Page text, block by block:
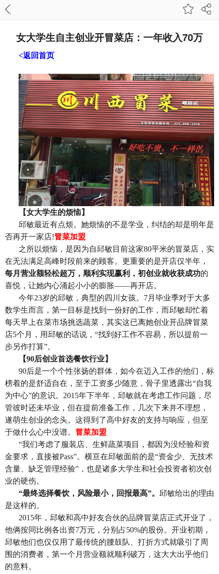
女大学生自主创业开冒菜店：一年收入70万
<返回首页
【女大学生的烦恼】
邱敏最近有点烦。她烦恼的不是学业，纠结的却是明年是
否再开一家店!冒菜加盟
之所以烦恼，是因为自邱敏目前这家80平米的冒菜店，实
在无法满足高峰时段前来的顾客。更重要的是开店仅半年，
每月营业额轻松超万，顺利实现赢利，初创业就收获成功的
喜悦，让她内心涌起小小的膨胀——再开店。
今年23岁的邱敏，典型的四川女孩。7月毕业季对于大多
数学生而言，第一目标是找到一份好的工作，而邱敏却忙着
每天早上在菜市场挑选蔬菜，其实这已离她创业开品牌冒菜
店5个月，用邱敏的话说，“找到好工作不容易，所以提前一
步另作打算”。
【90后创业首选餐饮行业】
90后是一个个性张扬的群体，如今在迈入工作的他们，标
榜着的是舒适自在，至于工资多少随意，骨子里透露出“自我
为中心”的意识。2015年下半年，邱敏就在考虑工作问题，尽
管彼时还未毕业，但在提前准备工作，几次下来并不理想，
遂萌生创业的念头。这得到了高中好友的支持与响应，但至
于做什么心中没谱。
冒菜加盟
“我们考虑了服装店、生鲜蔬菜项目，都因为没经验和资
金要求，直接被Pass”。横亘在邱敏面前的是“资金少、无技术
含量、缺乏管理经验”，也是诸多大学生和社会投资者初次创
业的硬伤。
“最终选择餐饮，风险最小，回报最高”。 邱敏给出的理由
是这样的。
2015年，邱敏和高中好友合伙的品牌冒菜店正式开业了，
他俩按同比例各出资7万元，分别占50%的股份。开业初期，
邱敏他们也仅仅用了最传统的腰鼓队、打折方式就吸引了周
围的消费者，第一个月营业额就顺利破万，这大大出乎他们
的意料。